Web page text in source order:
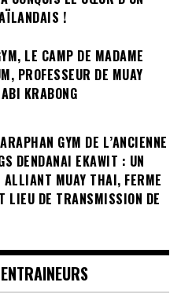
!
LE CAMP DE MADAME
PROFESSEUR DE MUAY
KRABONG
GYM DE L’ANCIENNE
DENDANAI EKAWIT : UN
ALLIANT MUAY THAI, FERME
LIEU DE TRANSMISSION DE